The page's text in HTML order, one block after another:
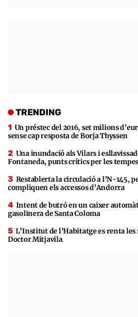
TRENDING
Un préstec del 2016, set milions
sense cap resposta de Borja Thyssen
Una inundació als Vilars i
Fontaneda, punts crítics per les
Restablerta la circulació a l’N-145,
compliquen els accessos d’Andorra
Intent de butró en un caixer
gasolinera de Santa Coloma
L’Institut de l’Habitatge es renta les
Doctor Mitjavila